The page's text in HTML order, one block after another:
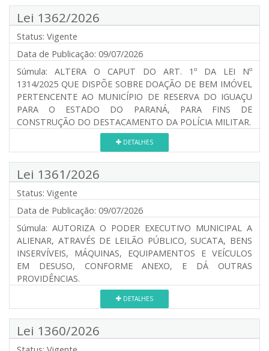
Lei 1362/2026
Status: Vigente
Data de Publicação: 09/07/2026
Súmula: ALTERA O CAPUT DO ART. 1º DA LEI Nº
1314/2025 QUE DISPÕE SOBRE DOAÇÃO DE BEM IMÓVEL
PERTENCENTE AO MUNICÍPIO DE RESERVA DO IGUAÇU
PARA O ESTADO DO PARANÁ, PARA FINS DE
CONSTRUÇÃO DO DESTACAMENTO DA POLÍCIA MILITAR.
DETALHES
Lei 1361/2026
Status: Vigente
Data de Publicação: 09/07/2026
Súmula: AUTORIZA O PODER EXECUTIVO MUNICIPAL A
ALIENAR, ATRAVÉS DE LEILÃO PÚBLICO, SUCATA, BENS
INSERVÍVEIS, MÁQUINAS, EQUIPAMENTOS E VEÍCULOS
EM DESUSO, CONFORME ANEXO, E DÁ OUTRAS
PROVIDÊNCIAS.
DETALHES
Lei 1360/2026